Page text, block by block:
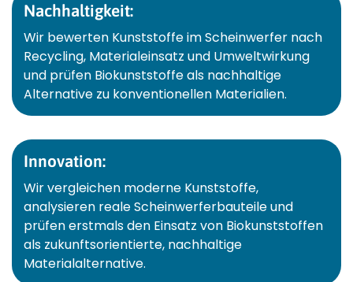
Nachhaltigkeit:
Wir bewerten Kunststoffe im Scheinwerfer nach
Recycling, Materialeinsatz und Umweltwirkung
und prüfen Biokunststoffe als nachhaltige
Alternative zu konventionellen Materialien.
Innovation:
Wir vergleichen moderne Kunststoffe,
analysieren reale Scheinwerferbauteile und
prüfen erstmals den Einsatz von Biokunststoffen
als zukunftsorientierte, nachhaltige
Materialalternative.